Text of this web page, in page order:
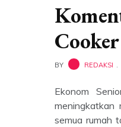
BY REDAKSI
Ekonom
meningkatkan
semua rumah